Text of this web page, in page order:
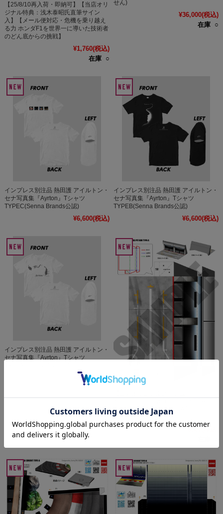
【25/8/10再入荷・即納可】【当店オリ
ジナル特典：浅木泰昭氏直筆サイン
入】【メール便対応・危機を乗り越え
る力 ホンダF1を世界一に導いた技術者
のどん底からの挑戦】
¥1,760(税込)
在庫 ○
せん)
¥36,000(税込)
在庫 ○
インプレス別注品 熱田護 アイルトン・
セナ写真集『Ayrton』Tシャツ
TYPEC(Senna Brands公認)
¥6,600(税込)
インプレス別注品 熱田護 アイルトン・
セナ写真集『Ayrton』Tシャツ
TYPEB(Senna Brands公認)
¥6,600(税込)
インプレス別注品 熱田護 アイルトン・
セナ写真集『Ayrton』Tシャツ
¥6,600(税込)
PITBOX DIORAMA TYPEA】※モデル
カーは付属しません
¥500(税込)